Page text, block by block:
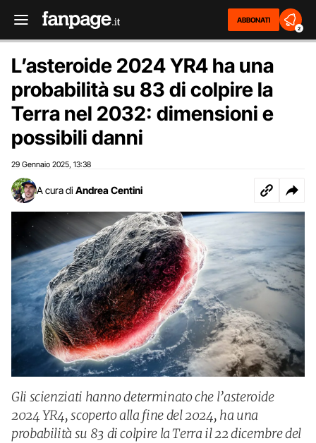
ABBONATI
2
L’asteroide 2024 YR4 ha una
probabilità su 83 di colpire la
Terra nel 2032: dimensioni e
possibili danni
29 Gennaio 2025 13:38
A cura di Andrea Centini
Gli scienziati hanno determinato che l’asteroide
2024 YR4, scoperto alla fine del 2024, ha una
probabilità su 83 di colpire la Terra il 22 dicembre del